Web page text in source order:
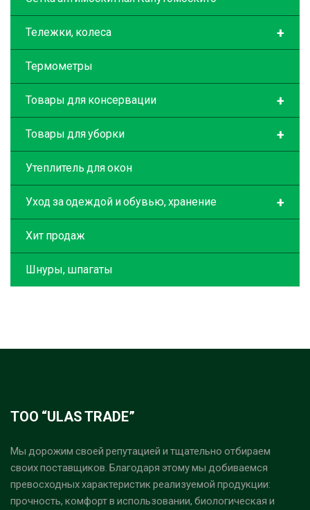
+
Тележки, колеса
Термометры
+
Товары для консервации
+
Товары для уборки
Утеплитель для окон
+
Уход за одеждой и обувью, хранение
Хит продаж
Шнуры, шпагаты
ТОО “ULAS TRADE”
Мы дорожим своей репутацией и тщательно отбираем
своих поставщиков. Благодаря этому мы добиваемся
превосходных характеристик реализуемой продукции:
прочность, комфорт в использовании, биологическая и